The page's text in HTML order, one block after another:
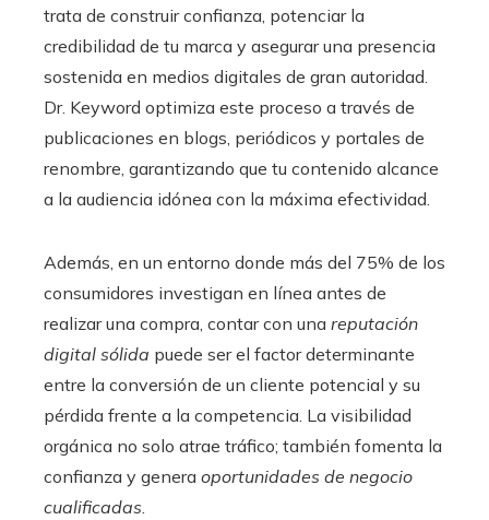
trata de construir confianza, potenciar la
credibilidad de tu marca y asegurar una presencia
sostenida en medios digitales de gran autoridad.
Dr. Keyword optimiza este proceso a través de
publicaciones en blogs, periódicos y portales de
renombre, garantizando que tu contenido alcance
a la audiencia idónea con la máxima efectividad.
Además, en un entorno donde más del 75% de los
consumidores investigan en línea antes de
realizar una compra, contar con una reputación
digital sólida puede ser el factor determinante
entre la conversión de un cliente potencial y su
pérdida frente a la competencia. La visibilidad
orgánica no solo atrae tráfico; también fomenta la
confianza y genera oportunidades de negocio
cualificadas